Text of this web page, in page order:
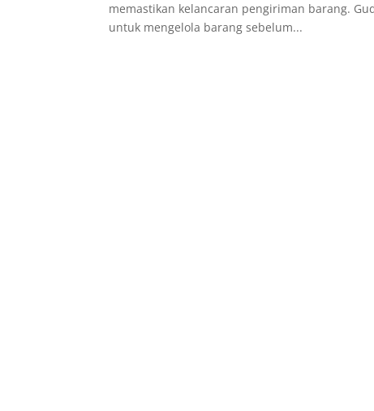
memastikan kelancaran pengiriman barang.
untuk mengelola barang sebelum...